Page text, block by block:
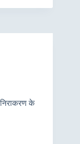
के